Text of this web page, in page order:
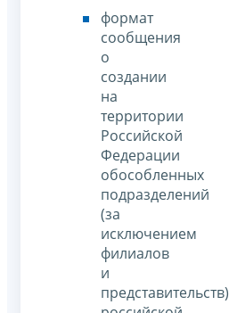
формат
сообщения
о
создании
на
территории
Российской
Федерации
обособленных
подразделений
(за
исключением
филиалов
и
представительств)